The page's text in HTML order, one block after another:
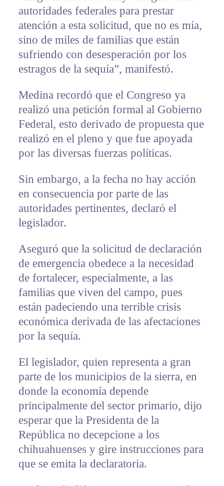
autoridades federales para prestar
atención a esta solicitud, que no es mía,
sino de miles de familias que están
sufriendo con desesperación por los
estragos de la sequía”, manifestó.
Medina recordó que el Congreso ya
realizó una petición formal al Gobierno
Federal, esto derivado de propuesta que
realizó en el pleno y que fue apoyada
por las diversas fuerzas políticas.
Sin embargo, a la fecha no hay acción
en consecuencia por parte de las
autoridades pertinentes, declaró el
legislador.
Aseguró que la solicitud de declaración
de emergencia obedece a la necesidad
de fortalecer, especialmente, a las
familias que viven del campo, pues
están padeciendo una terrible crisis
económica derivada de las afectaciones
por la sequía.
El legislador, quien representa a gran
parte de los municipios de la sierra, en
donde la economía depende
principalmente del sector primario, dijo
esperar que la Presidenta de la
República no decepcione a los
chihuahuenses y gire instrucciones para
que se emita la declaratoria.